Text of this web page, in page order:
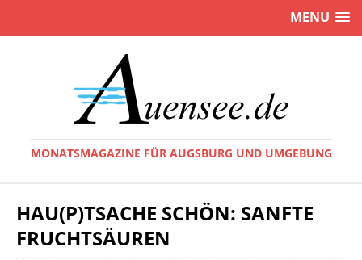
MENU
MONATSMAGAZINE FÜR AUGSBURG UND UMGEBUNG
HAU(P)TSACHE SCHÖN: SANFTE
FRUCHTSÄUREN